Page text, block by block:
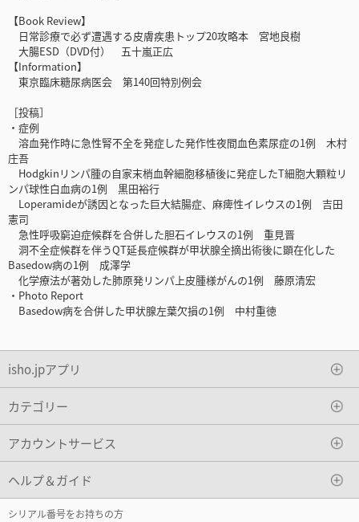
【Book Review】
日常診療で必ず遭遇する皮膚疾患トップ20攻略本 宮地良樹
大腸ESD（DVD付） 五十嵐正広
【Information】
東京臨床糖尿病医会 第140回特別例会
［投稿］
・症例
溶血発作時に急性腎不全を発症した発作性夜間血色素尿症の1例 木村
庄吾
Hodgkinリンパ腫の自家末梢血幹細胞移植後に発症したT細胞大顆粒リ
ンパ球性白血病の1例 黒田裕行
Loperamideが誘因となった巨大結腸症、麻痺性イレウスの1例 吉田
憲司
急性呼吸窮迫症候群を合併した胆石イレウスの1例 重見晋
洞不全症候群を伴うQT延長症候群が甲状腺全摘出術後に顕在化した
Basedow病の1例 成澤学
化学療法が著効した肺原発リンパ上皮腫様がんの1例 藤原清宏
・Photo Report
Basedow病を合併した甲状腺左葉欠損の1例 中村重徳
isho.jpアプリ
カテゴリー
アカウントサービス
ヘルプ＆ガイド
シリアル番号をお持ちの方